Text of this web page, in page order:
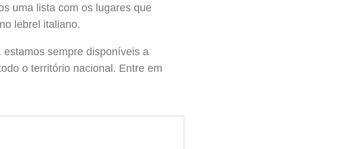
uma lista com os lugares que
lebrel italiano.
sempre disponíveis a
o território nacional. Entre em